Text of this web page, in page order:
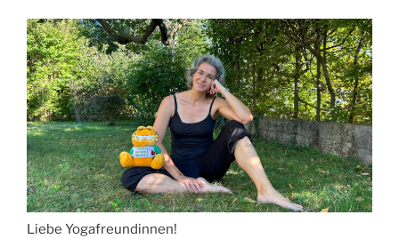
Liebe Yogafreundinnen!